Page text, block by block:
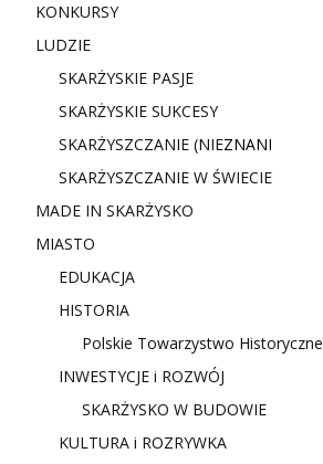
KONKURSY
LUDZIE
SKARŻYSKIE PASJE
SKARŻYSKIE SUKCESY
SKARŻYSZCZANIE (NIEZNANI
SKARŻYSZCZANIE W ŚWIECIE
MADE IN SKARŻYSKO
MIASTO
EDUKACJA
HISTORIA
Polskie Towarzystwo Historyczne
INWESTYCJE i ROZWÓJ
SKARŻYSKO W BUDOWIE
KULTURA i ROZRYWKA